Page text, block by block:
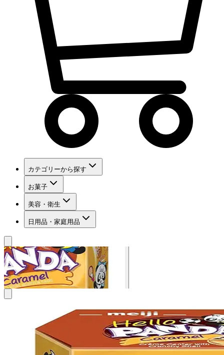
カテゴリーから探す
お菓子
美容・衛生
日用品・家庭用品